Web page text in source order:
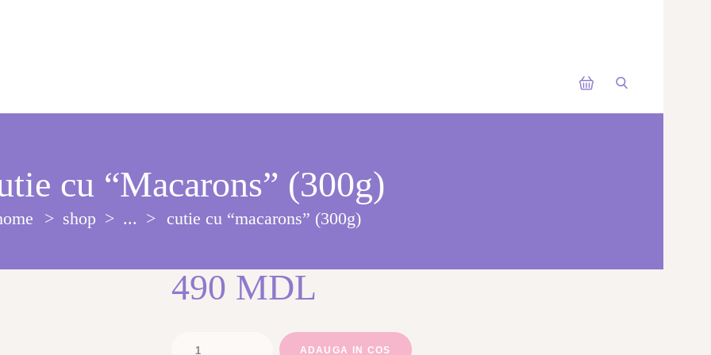
cu “Macarons” (300g)
shop ... cutie cu “macarons” (300g)
490 MDL
ADAUGA IN COS